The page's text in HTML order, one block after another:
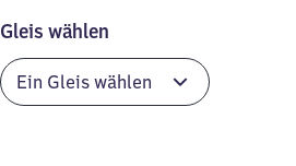
Gleis wählen